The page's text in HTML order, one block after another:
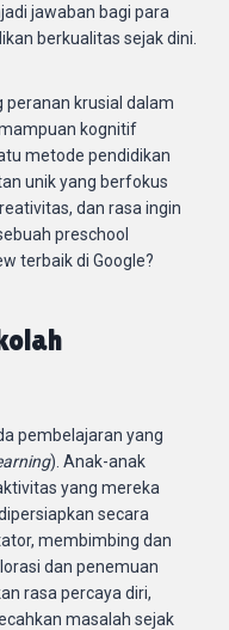
jawaban bagi para
berkualitas sejak dini.
peranan krusial dalam
kognitif
metode pendidikan
unik yang berfokus
dan rasa ingin
preschool
terbaik di Google?
pembelajaran yang
). Anak-anak
yang mereka
secara
membimbing dan
dan penemuan
rasa percaya diri,
masalah sejak